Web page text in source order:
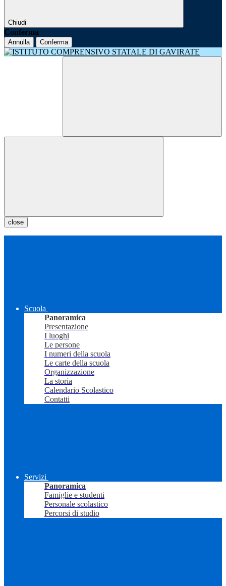
Chiudi
Conferma
Annulla Conferma
close
Scuola
Panoramica
Presentazione
I luoghi
Le persone
I numeri della scuola
Le carte della scuola
Organizzazione
La storia
Calendario Scolastico
Contatti
Servizi
Panoramica
Famiglie e studenti
Personale scolastico
Percorsi di studio